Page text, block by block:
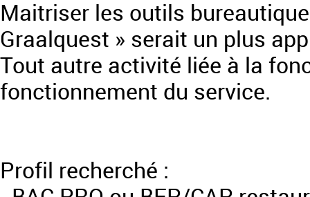
Maitriser les outils
Graalquest » serait un plus
Tout autre activité liée à la
fonctionnement du service.
Profil recherché :